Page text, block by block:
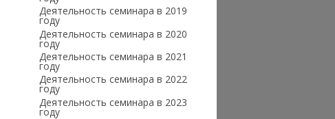
Деятельность семинара в 2019
году
Деятельность семинара в 2020
году
Деятельность семинара в 2021
году
Деятельность семинара в 2022
году
Деятельность семинара в 2023
году